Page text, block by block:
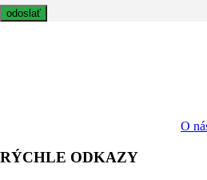
O
RÝCHLE ODKAZY